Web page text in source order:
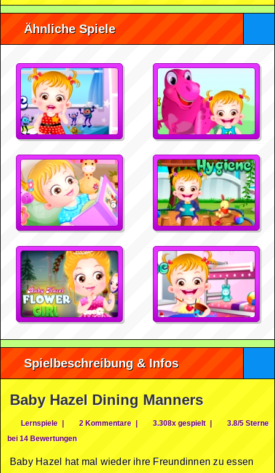
Ähnliche Spiele
Spielbeschreibung & Infos
Baby Hazel Dining Manners
Lernspiele | 2 Kommentare | 3.308x gespielt |
3.8/5 Sterne
bei 14 Bewertungen
Baby Hazel hat mal wieder ihre Freundinnen zu essen